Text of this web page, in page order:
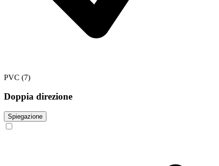
PVC (7)
Doppia direzione
Spiegazione